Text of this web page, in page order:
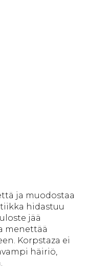
ja muodostaa
hidastuu
jää
menettää
Korpstaza ei
häiriö,